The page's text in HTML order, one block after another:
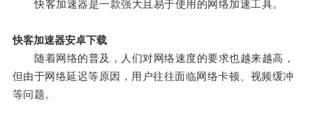
快客加速器是一款强大且易于使用的网络加速工具。
快客加速器安卓下载
随着网络的普及，人们对网络速度的要求也越来越高，
但由于网络延迟等原因，用户往往面临网络卡顿、视频缓冲
等问题。